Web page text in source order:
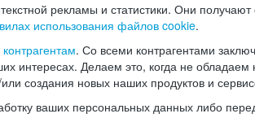
рекламы и статистики. Они
использования файлов cookie.
. Со всеми контрагентами
интересах. Делаем это, когда не
создания новых наших продуктов и
ваших персональных данных либо